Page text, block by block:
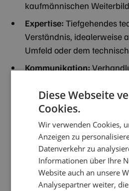
kaufmännischen
Expertise:Tiefgehendes
Verständnis, idealerweise
Umfeld oder dem
Kommunikation:
Auftreten in Deutsch; gute
die Betreuung unserer
sind ausdrücklich
Persönlichkeit:Sie sind
Qualitätsanspruch, der
übernimmt und Prozesse
Benefits
Diese Webseite
Cookies.
Wir verwenden Cookies,
Anzeigen zu
Datenverkehr zu
Informationen über Ihre
Website auch an unsere
Analysepartner weiter,